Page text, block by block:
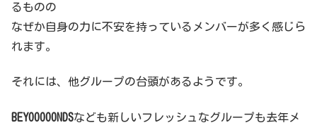
るものの
なぜか自身の力に不安を持っているメンバーが多く感じら
れます。
それには、他グループの台頭があるようです。
BEYOOOOONDSなども新しいフレッシュなグループも去年メ